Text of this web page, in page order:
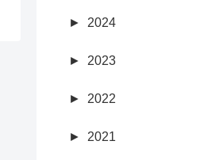
► 2024
► 2023
► 2022
► 2021